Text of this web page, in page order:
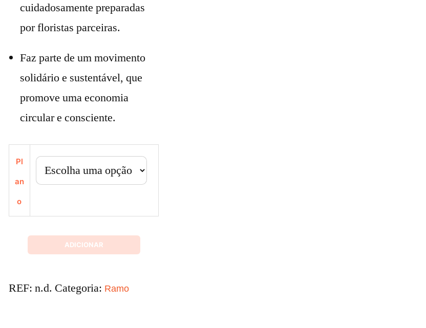
cuidadosamente preparadas
por floristas parceiras.
Faz parte de um movimento
solidário e sustentável, que
promove uma economia
circular e consciente.
Pl
an
o
ADICIONAR
REF: n.d. Categoria: Ramo